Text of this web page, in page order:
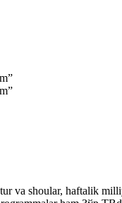
va shoular, haftalik